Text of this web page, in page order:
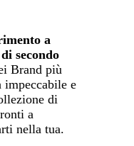
a
secondo
Brand più
impeccabile e
di
a
nella tua.